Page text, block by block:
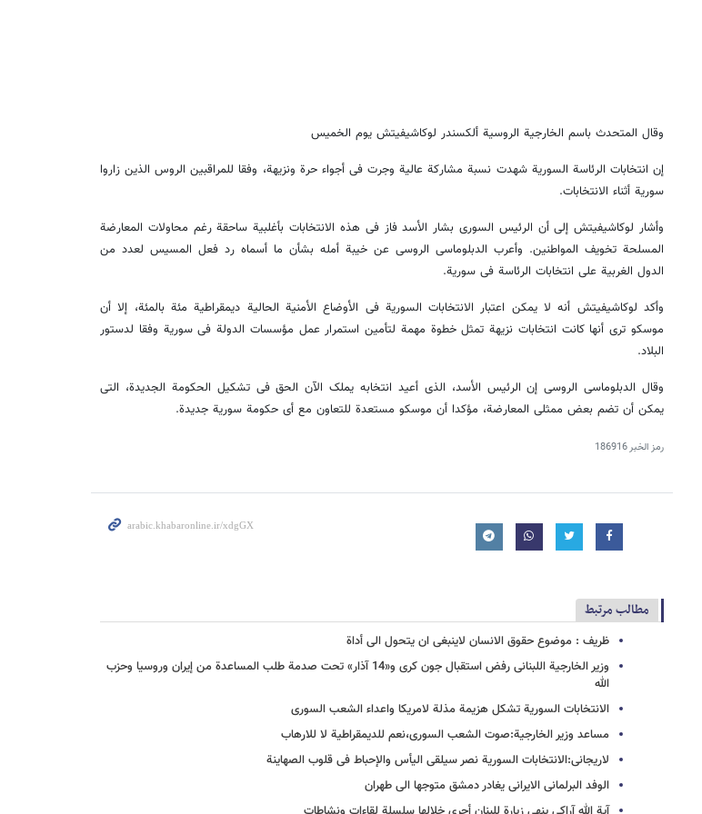
وقال المتحدث باسم الخارجیة الروسیة ألکسندر لوکاشیفیتش یوم الخمیس
إن انتخابات الرئاسة السوریة شهدت نسبة مشارکة عالیة وجرت فی أجواء حرة ونزیهة، وفقا للمراقبین الروس الذین زاروا
سوریة أثناء الانتخابات.
وأشار لوکاشیفیتش إلی أن الرئیس السوری بشار الأسد فاز فی هذه الانتخابات بأغلبیة ساحقة رغم محاولات المعارضة
المسلحة تخویف المواطنین. وأعرب الدبلوماسی الروسی عن خیبة أمله بشأن ما أسماه رد فعل المسیس لعدد من
الدول الغربیة علی انتخابات الرئاسة فی سوریة.
وأکد لوکاشیفیتش أنه لا یمکن اعتبار الانتخابات السوریة فی الأوضاع الأمنیة الحالیة دیمقراطیة مئة بالمئة، إلا أن
موسکو تری أنها کانت انتخابات نزیهة تمثل خطوة مهمة لتأمین استمرار عمل مؤسسات الدولة فی سوریة وفقا لدستور
البلاد.
وقال الدبلوماسی الروسی إن الرئیس الأسد، الذی أعید انتخابه یملک الآن الحق فی تشکیل الحکومة الجدیدة، التی
یمکن أن تضم بعض ممثلی المعارضة، مؤکدا أن موسکو مستعدة للتعاون مع أی حکومة سوریة جدیدة.
رمز الخبر186916
مطالب مرتبط
ظریف : موضوع حقوق الانسان لاینبغی ان یتحول الی أداة
وزیر الخارجیة اللبنانی رفض استقبال جون کری و«14 آذار» تحت صدمة طلب المساعدة من إیران وروسیا وحزب
الله
الانتخابات السوریة تشکل هزیمة مذلة لامریکا واعداء الشعب السوری
مساعد وزیر الخارجیة:صوت الشعب السوری،نعم للدیمقراطیة لا للارهاب
لاریجانی:الانتخابات السوریة نصر سیلقی الیأس والإحباط فی قلوب الصهاینة
الوفد البرلمانی الایرانی یغادر دمشق متوجها الی طهران